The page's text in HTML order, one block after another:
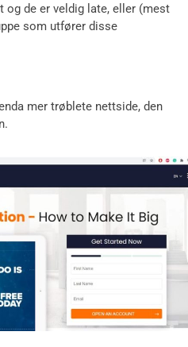
og de er veldig late, eller (mest
som utfører disse
mer trøblete nettside, den